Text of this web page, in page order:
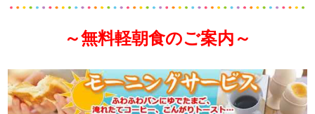
～無料軽朝食のご案内～